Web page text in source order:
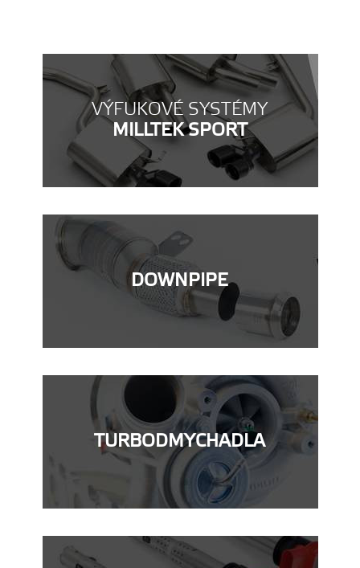
VÝFUKOVÉ SYSTÉMY
MILLTEK SPORT
DOWNPIPE
TURBODMYCHADLA